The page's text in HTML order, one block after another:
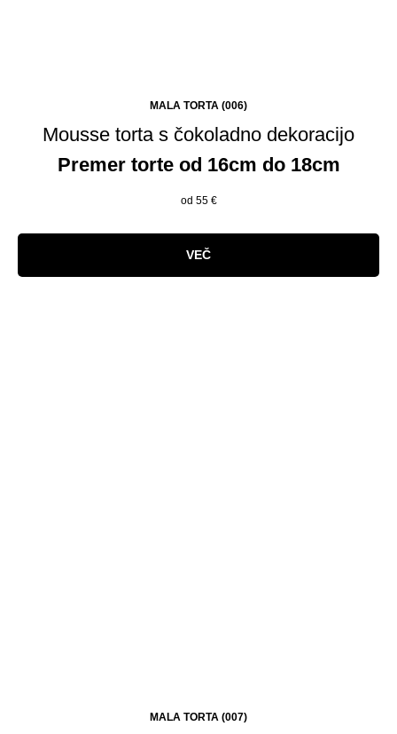
MALA TORTA (006)
Mousse torta s čokoladno dekoracijo
Premer torte od 16cm do 18cm
od 55 €
VEČ
MALA TORTA (007)